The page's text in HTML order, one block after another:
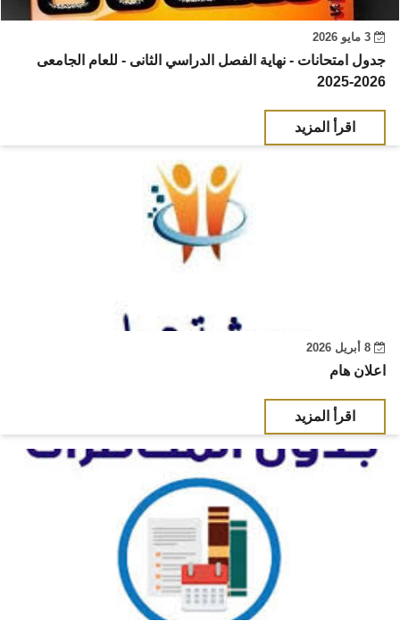
جدول امتحانات - نهاية الفصل الدراسي الثانى - للعام الجامعى
2026-2025
اقرأ المزيد
اعلان هام
اقرأ المزيد